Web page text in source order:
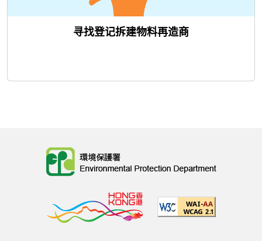
寻找登记拆建物料再造商